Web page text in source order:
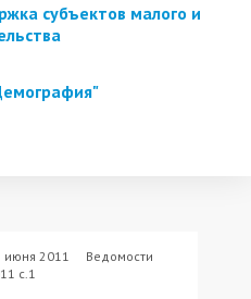
субъектов малого и
июня 2011
Ведомости
с.1